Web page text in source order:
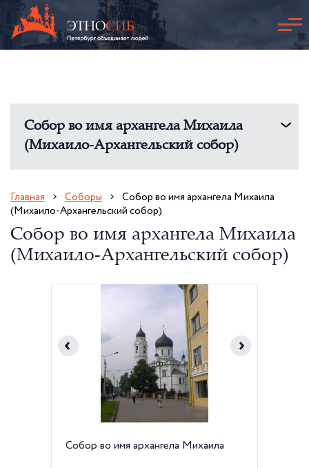
Собор во имя архангела Михаила
(Михаило-Архангельский собор)
Главная Соборы
Собор во имя архангела Михаила
(Михаило-Архангельский собор)
Собор во имя архангела Михаила
(Михаило-Архангельский собор)
Собор во имя архангела Михаила